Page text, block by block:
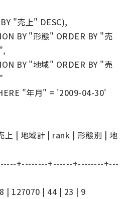
"売上" DESC),
BY "形態" ORDER BY "売
BY "地域" ORDER BY "売
"年月" = '2009-04-30'
上 | 地域計 | rank | 形態別 | 地
+--------+------+--------+---
| 127070 | 44 | 23 | 9